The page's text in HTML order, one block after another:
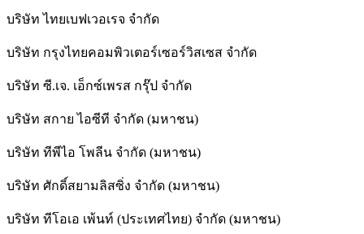
บริษัท ไทยเบฟเวอเรจ จำกัด
บริษัท กรุงไทยคอมพิวเตอร์เซอร์วิสเซส จำกัด
บริษัท ซี.เจ. เอ็กซ์เพรส กรุ๊ป จำกัด
บริษัท สกาย ไอซีที จำกัด (มหาชน)
บริษัท ทีพีไอ โพลีน จำกัด (มหาชน)
บริษัท ศักดิ์สยามลิสซิ่ง จำกัด (มหาชน)
บริษัท ทีโอเอ เพ้นท์ (ประเทศไทย) จำกัด (มหาชน)